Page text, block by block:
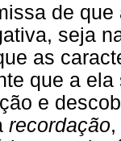
de
seja
as
que a
e
recordação